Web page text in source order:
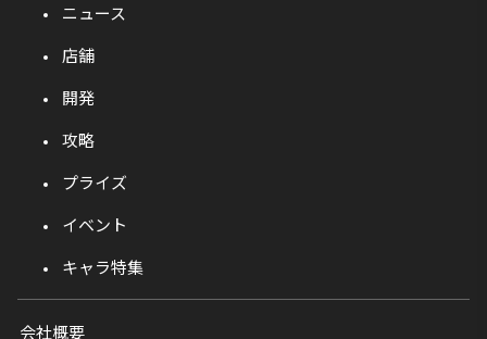
ニュース
店舗
開発
攻略
プライズ
イベント
キャラ特集
会社概要